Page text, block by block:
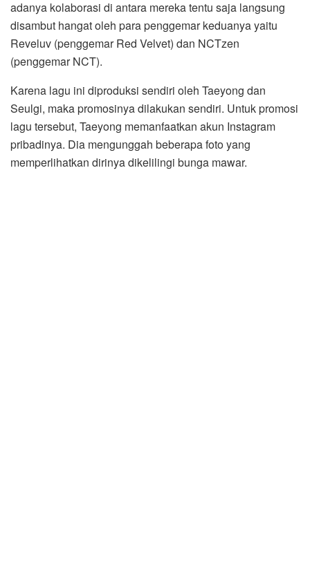
adanya kolaborasi di antara mereka tentu saja langsung
disambut hangat oleh para penggemar keduanya yaitu
Reveluv (penggemar Red Velvet) dan NCTzen
(penggemar NCT).
Karena lagu ini diproduksi sendiri oleh Taeyong dan
Seulgi, maka promosinya dilakukan sendiri. Untuk promosi
lagu tersebut, Taeyong memanfaatkan akun Instagram
pribadinya. Dia mengunggah beberapa foto yang
memperlihatkan dirinya dikelilingi bunga mawar.